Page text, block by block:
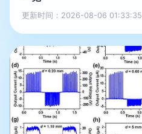
更新时间：2026-08-06 01:33:35